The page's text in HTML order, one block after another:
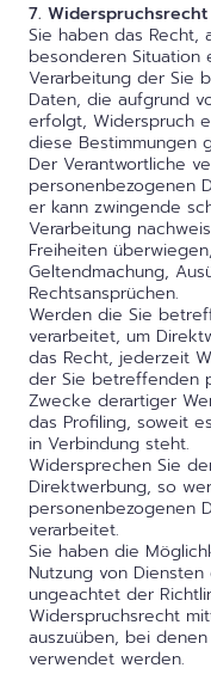
7. Widerspruchsrecht
Sie haben das Recht,
besonderen
Verarbeitung der Sie
Daten, die aufgrund
erfolgt, Widerspruch
diese Bestimmungen
Der Verantwortliche
personenbezogenen
er kann zwingende
Verarbeitung
Freiheiten
Geltendmachung,
Rechtsansprüchen.
Werden die Sie
verarbeitet, um
das Recht, jederzeit
der Sie betreffenden
Zwecke derartiger
das Profiling, soweit
in Verbindung steht.
Widersprechen Sie
Direktwerbung, so
personenbezogenen
verarbeitet.
Sie haben die
Nutzung von
ungeachtet der
Widerspruchsrecht
auszuüben, bei
verwendet werden.